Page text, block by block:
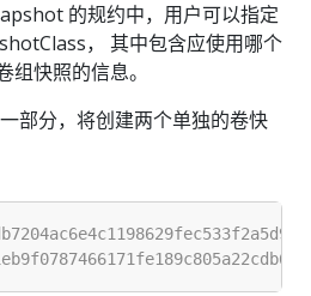
的规约中，用户可以指定
， 其中包含应使用哪个
组快照的信息。
部分，将创建两个单独的卷快